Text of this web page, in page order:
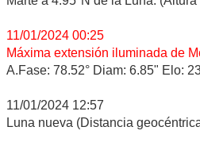
11/01/2024 00:25
Máxima extensión iluminada de
A.Fase: 78.52° Diam: 6.85" Elo:
11/01/2024 12:57
Luna nueva (Distancia